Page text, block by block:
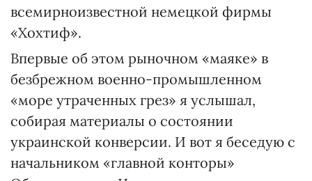
всемирноизвестной немецкой фирмы
«Хохтиф».
Впервые об этом рыночном «маяке» в
безбрежном военно-промышленном
«море утраченных грез» я услышал,
собирая материалы о состоянии
украинской конверсии. И вот я беседую с
начальником «главной конторы»